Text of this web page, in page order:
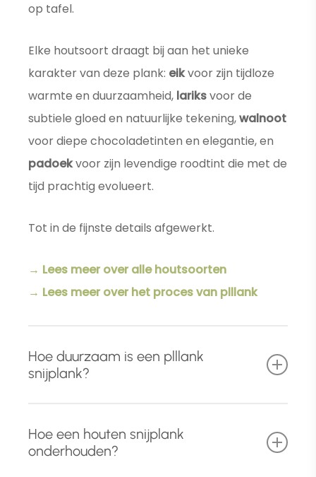
op tafel.
Elke houtsoort draagt bij aan het unieke
karakter van deze plank: eikvoor zijn tijdloze
warmte en duurzaamheid, lariksvoor de
subtiele gloed en natuurlijke tekening,walnoot
voor diepe chocoladetinten en elegantie, en
padoekvoor zijn levendige roodtint die met de
tijd prachtig evolueert.
Tot in de fijnste details afgewerkt.
→ Lees meer over alle houtsoorten
→ Lees meer over het proces van plllank
Hoe duurzaam is een plllank
snijplank?
foutvrij massief hardhout, ondergaat iedere
houten snijplank drie behandelingen die
Hoe een houten snijplank
onderhouden?